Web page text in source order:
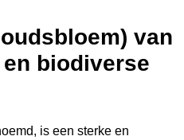
van
en biodiverse
is een sterke en